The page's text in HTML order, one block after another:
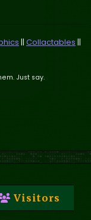
|| Collactables ||
Just say.
Visitors